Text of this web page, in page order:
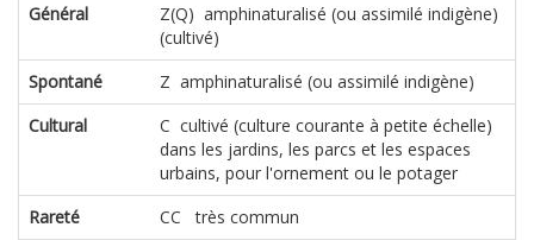
Général
Z(Q) amphinaturalisé (ou assimilé indigène)
(cultivé)
Spontané
Z amphinaturalisé (ou assimilé indigène)
Cultural
C cultivé (culture courante à petite échelle)
dans les jardins, les parcs et les espaces
urbains, pour l'ornement ou le potager
Rareté
CC très commun